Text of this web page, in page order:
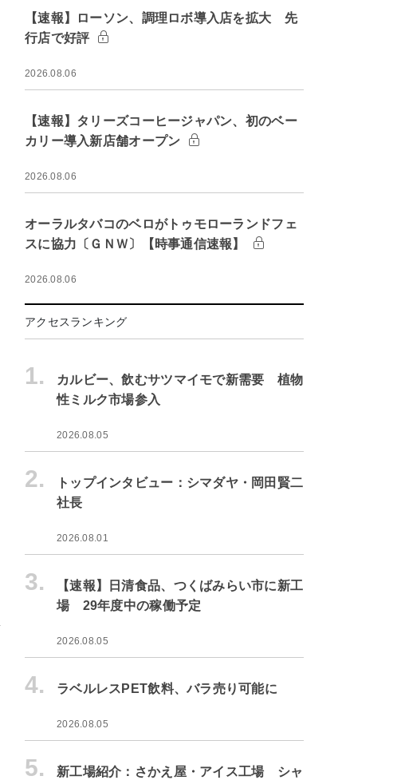
【速報】ローソン、調理ロボ導入店を拡大 先
行店で好評
2026.08.06
【速報】タリーズコーヒージャパン、初のベー
カリー導入新店舗オープン
2026.08.06
オーラルタバコのベロがトゥモローランドフェ
スに協力〔ＧＮＷ〕【時事通信速報】
2026.08.06
アクセスランキング
1.
カルビー、飲むサツマイモで新需要 植物
性ミルク市場参入
2026.08.05
2.
トップインタビュー：シマダヤ・岡田賢二
社長
2026.08.01
3.
【速報】日清食品、つくばみらい市に新工
場 29年度中の稼働予定
2026.08.05
4. ラベルレスPET飲料、バラ売り可能に
2026.08.05
5. 新工場紹介：さかえ屋・アイス工場 シャ